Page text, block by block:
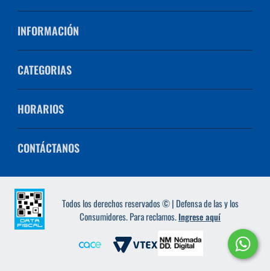
INFORMACIÓN
CATEGORIAS
HORARIOS
CONTÁCTANOS
Todos los derechos reservados © | Defensa de las y los
Consumidores. Para reclamos.Ingrese aquí